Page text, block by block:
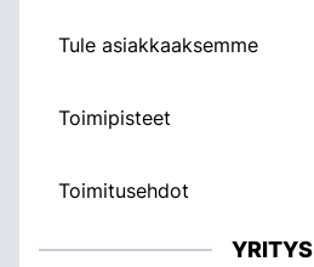
Tule asiakkaaksemme
Toimipisteet
Toimitusehdot
YRITYS